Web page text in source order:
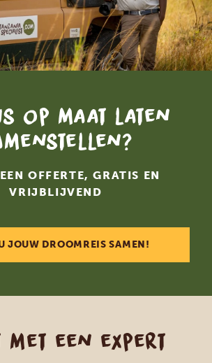
op maat laten
OFFERTE, GRATIS EN
VRIJBLIJVEND
JOUW DROOMREIS SAMEN!
met een expert